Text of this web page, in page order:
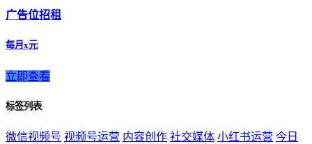
广告位招租
每月x元
立即查看
标签列表
微信视频号 视频号运营 内容创作 社交媒体 小红书运营 今日